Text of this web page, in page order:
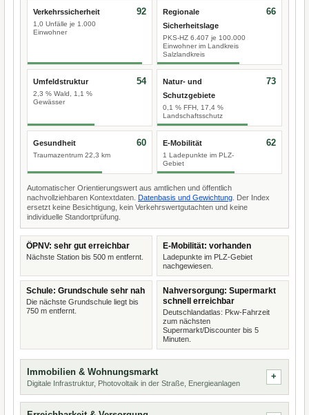
Verkehrssicherheit
1,0 Unfälle je 1.000
Einwohner
92
Regionale
Sicherheitslage
PKS-HZ 6.407 je 100.000
Einwohner im Landkreis
Salzlandkreis
66
Umfeldstruktur
2,3 % Wald, 1,1 %
Gewässer
54
Natur- und
Schutzgebiete
0,1 % FFH, 17,4 %
Landschaftsschutz
73
Gesundheit
Traumazentrum 22,3 km
60 E-Mobilität
1 Ladepunkte im PLZ-
Gebiet
62
Automatischer Orientierungswert aus amtlichen und öffentlich
nachvollziehbaren Kontextdaten. Datenbasis und Gewichtung . Der Index
ersetzt keine Besichtigung, kein Verkehrswertgutachten und keine
individuelle Standortprüfung.
ÖPNV: sehr gut erreichbar
Nächste Station bis 500 m entfernt.
E-Mobilität: vorhanden
Ladepunkte im PLZ-Gebiet
nachgewiesen.
Schule: Grundschule sehr nah
Die nächste Grundschule liegt bis
750 m entfernt.
Nahversorgung: Supermarkt
schnell erreichbar
Deutschlandatlas: Pkw-Fahrzeit
zum nächsten
Supermarkt/Discounter bis 5
Minuten.
Immobilien & Wohnungsmarkt
Digitale Infrastruktur, Photovoltaik in der Straße, Energieanlagen